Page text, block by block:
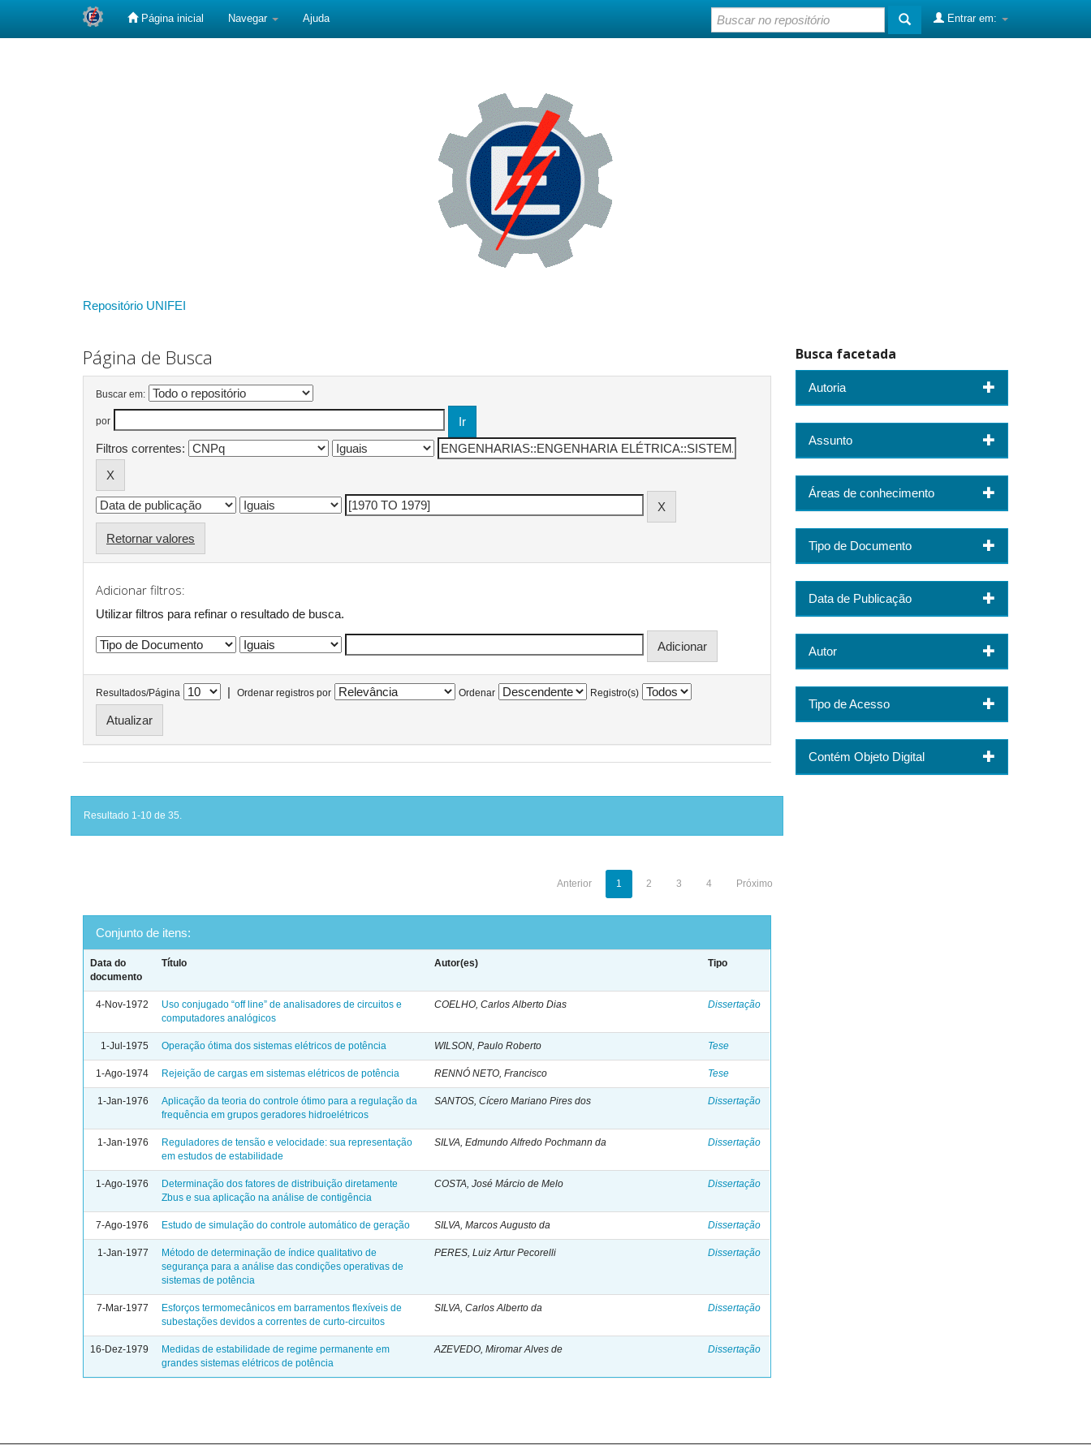
Página inicial Navegar Ajuda Entrar em:
Repositório UNIFEI
Página de Busca
Buscar em:
por
Filtros correntes:
Retornar valores
Adicionar filtros:
Utilizar filtros para refinar o resultado de busca.
Resultados/Página | Ordenar registros por Ordenar Registro(s)
Resultado 1-10 de 35.
Anterior 1 2 3 4 Próximo
Conjunto de itens:
Data do
documento
Título Autor(es) Tipo
4-Nov-1972
Uso conjugado “off line” de analisadores de circuitos e
computadores analógicos
COELHO, Carlos Alberto Dias Dissertação
1-Jul-1975 Operação ótima dos sistemas elétricos de potência WILSON, Paulo Roberto Tese
1-Ago-1974 Rejeição de cargas em sistemas elétricos de potência RENNÓ NETO, Francisco Tese
1-Jan-1976
Aplicação da teoria do controle ótimo para a regulação da
frequência em grupos geradores hidroelétricos
SANTOS, Cícero Mariano Pires dos Dissertação
1-Jan-1976
Reguladores de tensão e velocidade: sua representação
em estudos de estabilidade
SILVA, Edmundo Alfredo Pochmann da Dissertação
1-Ago-1976
Determinação dos fatores de distribuição diretamente
Zbus e sua aplicação na análise de contigência
COSTA, José Márcio de Melo Dissertação
7-Ago-1976 Estudo de simulação do controle automático de geração SILVA, Marcos Augusto da Dissertação
1-Jan-1977
Método de determinação de índice qualitativo de
segurança para a análise das condições operativas de
sistemas de potência
PERES, Luiz Artur Pecorelli Dissertação
7-Mar-1977
Esforços termomecânicos em barramentos flexíveis de
subestações devidos a correntes de curto-circuitos
SILVA, Carlos Alberto da Dissertação
16-Dez-1979
Medidas de estabilidade de regime permanente em
grandes sistemas elétricos de potência
AZEVEDO, Miromar Alves de Dissertação
Busca facetada
Autoria
Assunto
Áreas de conhecimento
Tipo de Documento
Data de Publicação
Autor
Tipo de Acesso
Contém Objeto Digital